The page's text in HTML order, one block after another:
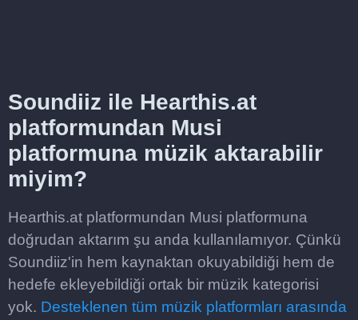
Soundiiz ile Hearthis.at
platformundan Musi
platformuna müzik aktarabilir
miyim?
Hearthis.at platformundan Musi platformuna
doğrudan aktarım şu anda kullanılamıyor. Çünkü
Soundiiz'in hem kaynaktan okuyabildiği hem de
hedefe ekleyebildiği ortak bir müzik kategorisi
yok. Desteklenen tüm müzik platformları arasında